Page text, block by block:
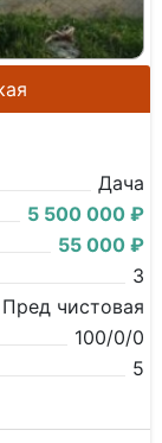
Дача
5 500 000 ₽
55 000 ₽
3
Пред чистовая
100/0/0
5